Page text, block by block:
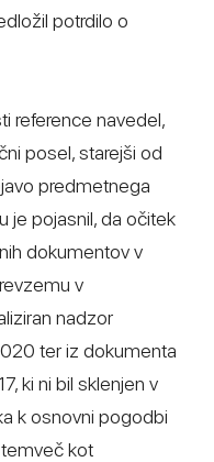
potrdilo o
reference navedel,
posel, starejši od
predmetnega
je pojasnil, da očitek
dokumentov v
v
nadzor
ter iz dokumenta
ki ni bil sklenjen v
k osnovni pogodbi
kot